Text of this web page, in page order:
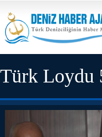
Türk Loydu